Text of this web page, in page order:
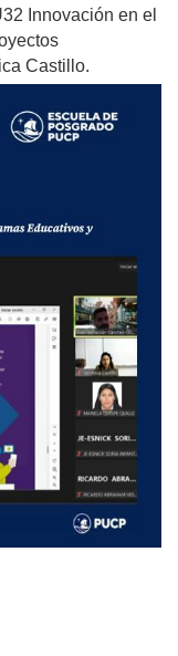
Innovación en el
Castillo.